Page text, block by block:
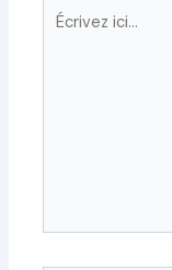
Écrivez
ici…